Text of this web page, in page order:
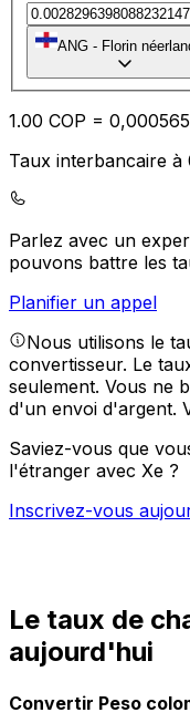
ANG - Florin
1.00 COP = 0,000565
Taux interbancaire à
Parlez avec un
pouvons battre les
Planifier un appel
Nous utilisons le
convertisseur. Le
seulement. Vous ne
d'un envoi d'argent.
Saviez-vous que
l'étranger avec Xe ?
Inscrivez-vous
Le taux de
aujourd'hui
Convertir Peso